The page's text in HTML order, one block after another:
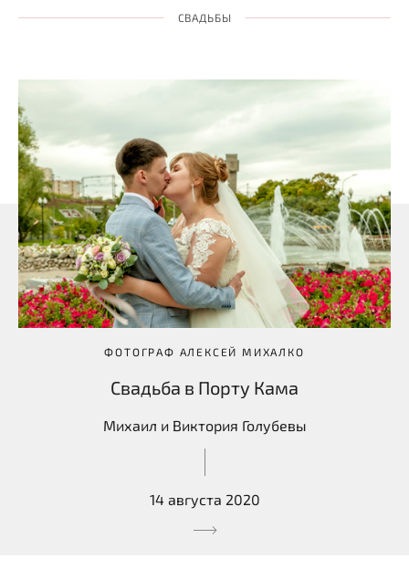
СВАДЬБЫ
ФОТОГРАФ АЛЕКСЕЙ МИХАЛКО
Свадьба в Порту Кама
Михаил и Виктория Голубевы
14 августа 2020